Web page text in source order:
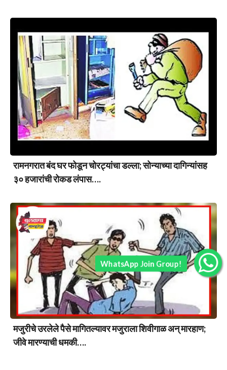
रामनगरात बंद घर फोडून चोरट्यांचा डल्ला; सोन्याच्या दागिन्यांसह
३० हजारांची रोकड लंपास….
मजुरीचे उरलेले पैसे मागितल्यावर मजुराला शिवीगाळ अन् मारहाण;
जीवे मारण्याची धमकी….
WhatsApp Join Group!